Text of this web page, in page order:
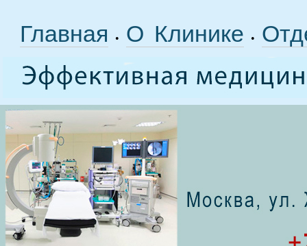
Главная • О Клинике •